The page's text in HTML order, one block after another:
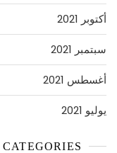
أكتوبر 2021
سبتمبر 2021
أغسطس 2021
يوليو 2021
CATEGORIES